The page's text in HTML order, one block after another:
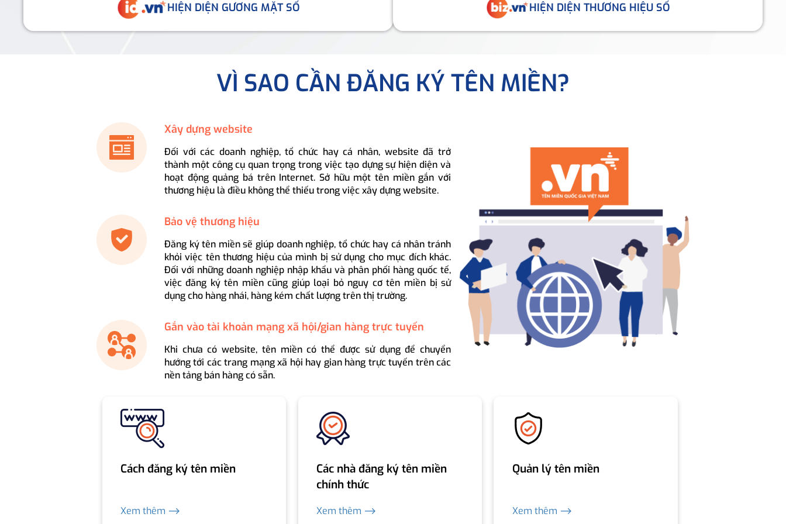
HIỆN DIỆN GƯƠNG MẶT SỐ HIỆN DIỆN THƯƠNG HIỆU SỐ
VÌ SAO CẦN ĐĂNG KÝ TÊN MIỀN?
Xây dựng website
Đối với các doanh nghiệp, tổ chức hay cá nhân, website đã trở
thành một công cụ quan trọng trong việc tạo dựng sự hiện diện và
hoạt động quảng bá trên Internet. Sở hữu một tên miền gắn với
thương hiệu là điều không thể thiếu trong việc xây dựng website.
Bảo vệ thương hiệu
Đăng ký tên miền sẽ giúp doanh nghiệp, tổ chức hay cá nhân tránh
khỏi việc tên thương hiệu của mình bị sử dụng cho mục đích khác.
Đối với những doanh nghiệp nhập khẩu và phân phối hàng quốc tế,
việc đăng ký tên miền cũng giúp loại bỏ nguy cơ tên miền bị sử
dụng cho hàng nhái, hàng kém chất lượng trên thị trường.
Gắn vào tài khoản mạng xã hội/gian hàng trực tuyến
Khi chưa có website, tên miền có thể được sử dụng để chuyển
hướng tới các trang mạng xã hội hay gian hàng trực tuyến trên các
nền tảng bán hàng có sẵn.
Cách đăng ký tên miền
Xem thêm ⟶
Các nhà đăng ký tên miền
chính thức
Xem thêm ⟶
Quản lý tên miền
Xem thêm ⟶